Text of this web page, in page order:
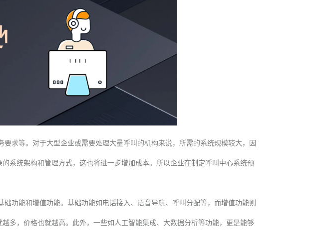
求等。对于大型企业或需要处理大量呼叫的机构来说，所需的系统规模较大，因
系统架构和管理方式，这也将进一步增加成本。所以企业在制定呼叫中心系统预
功能和增值功能。基础功能如电话接入、语音导航、呼叫分配等，而增值功能则
多，价格也就越高。此外，一些如人工智能集成、大数据分析等功能，更是能够